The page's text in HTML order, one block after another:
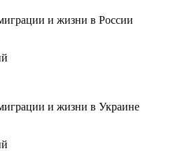
и жизни в России
и жизни в Украине